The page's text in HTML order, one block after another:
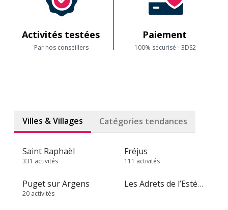
Activités testées
Par nos conseillers
Paiement
100% sécurisé - 3DS2
Villes & Villages Catégories tendances
Saint Raphaël
331 activités
Fréjus
111 activités
Puget sur Argens
20 activités
Les Adrets de l’Estérel